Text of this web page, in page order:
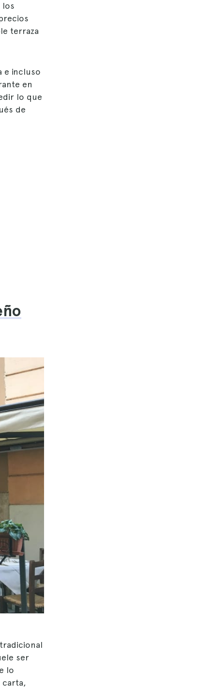
los
terraza
e incluso
en
lo que
de
ser
lo
carta,